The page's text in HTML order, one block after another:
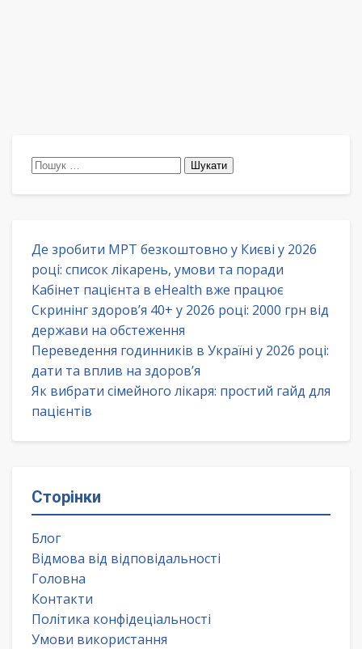
Пошук:
Де зробити МРТ безкоштовно у Києві у 2026
році: список лікарень, умови та поради
Кабінет пацієнта в eHealth вже працює
Скринінг здоров’я 40+ у 2026 році: 2000 грн від
держави на обстеження
Переведення годинників в Україні у 2026 році:
дати та вплив на здоров’я
Як вибрати сімейного лікаря: простий гайд для
пацієнтів
Сторінки
Блог
Відмова від відповідальності
Головна
Контакти
Політика конфідеціальності
Умови використання